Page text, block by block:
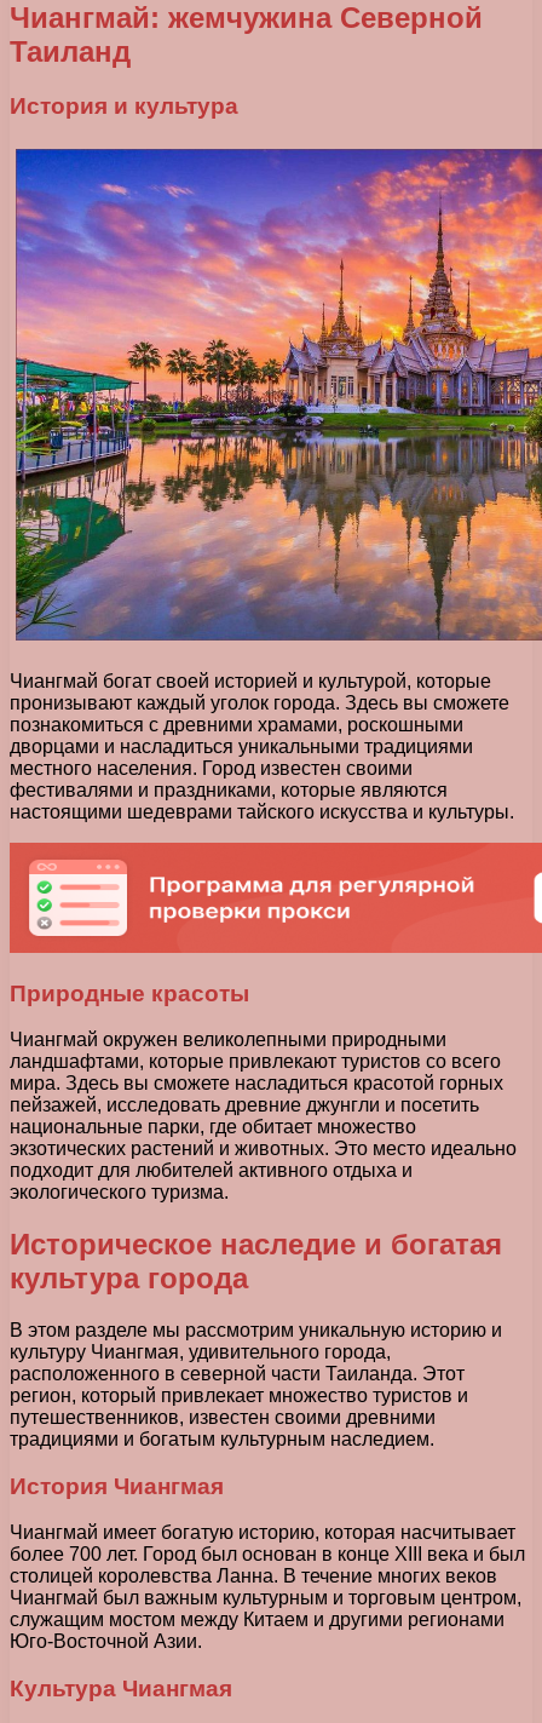
Чиангмай: жемчужина Северной
Таиланд
История и культура
Чиангмай богат своей историей и культурой, которые
пронизывают каждый уголок города. Здесь вы сможете
познакомиться с древними храмами, роскошными
дворцами и насладиться уникальными традициями
местного населения. Город известен своими
фестивалями и праздниками, которые являются
настоящими шедеврами тайского искусства и культуры.
Природные красоты
Чиангмай окружен великолепными природными
ландшафтами, которые привлекают туристов со всего
мира. Здесь вы сможете насладиться красотой горных
пейзажей, исследовать древние джунгли и посетить
национальные парки, где обитает множество
экзотических растений и животных. Это место идеально
подходит для любителей активного отдыха и
экологического туризма.
Историческое наследие и богатая
культура города
В этом разделе мы рассмотрим уникальную историю и
культуру Чиангмая, удивительного города,
расположенного в северной части Таиланда. Этот
регион, который привлекает множество туристов и
путешественников, известен своими древними
традициями и богатым культурным наследием.
История Чиангмая
Чиангмай имеет богатую историю, которая насчитывает
более 700 лет. Город был основан в конце XIII века и был
столицей королевства Ланна. В течение многих веков
Чиангмай был важным культурным и торговым центром,
служащим мостом между Китаем и другими регионами
Юго-Восточной Азии.
Культура Чиангмая